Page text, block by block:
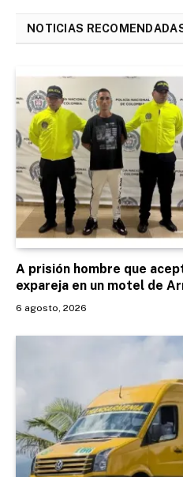
NOTICIAS
A prisión hombre que
expareja en un motel de
6 agosto, 2026